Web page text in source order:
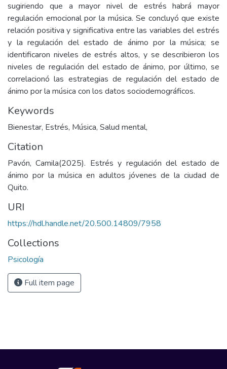
sugiriendo que a mayor nivel de estrés habrá mayor
regulación emocional por la música. Se concluyó que existe
relación positiva y significativa entre las variables del estrés
y la regulación del estado de ánimo por la música; se
identificaron niveles de estrés altos, y se describieron los
niveles de regulación del estado de ánimo, por último, se
correlacionó las estrategias de regulación del estado de
ánimo por la música con los datos sociodemográficos.
Keywords
Bienestar, Estrés, Música, Salud mental,
Citation
Pavón, Camila(2025). Estrés y regulación del estado de
ánimo por la música en adultos jóvenes de la ciudad de
Quito.
URI
https://hdl.handle.net/20.500.14809/7958
Collections
Psicología
Full item page